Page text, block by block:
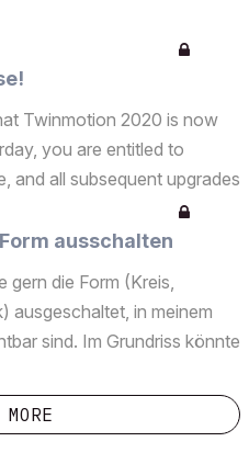
Twinmotion 2020 is now
you are entitled to
and all subsequent upgrades
at no cost.To install your
the Epic Games la...
ausschalten
gern die Form (Kreis,
ausgeschaltet, in meinem
sind. Im Grundriss könnte
Wo ist der kleine...